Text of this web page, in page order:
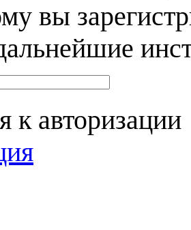
вы
к авторизации